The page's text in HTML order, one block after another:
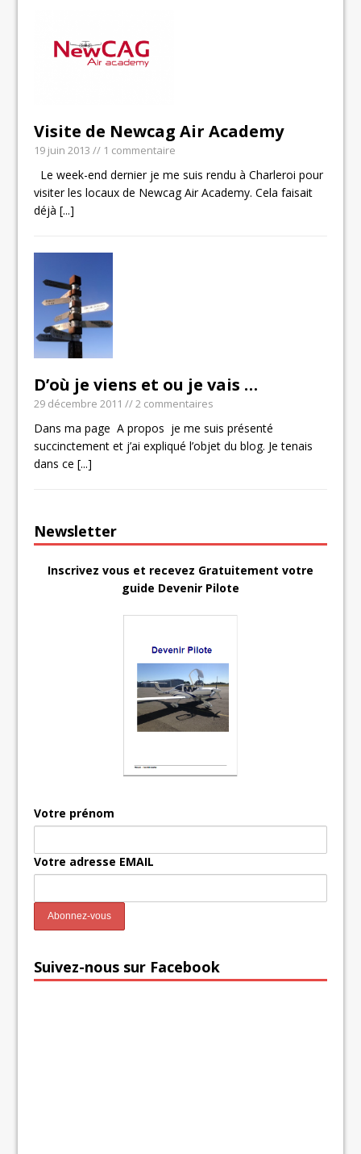
Visite de Newcag Air Academy
19 juin 2013 // 1 commentaire
Le week-end dernier je me suis rendu à Charleroi pour
visiter les locaux de Newcag Air Academy. Cela faisait
déjà[...]
D’où je viens et ou je vais …
29 décembre 2011 // 2 commentaires
Dans ma page A propos je me suis présenté
succinctement et j’ai expliqué l’objet du blog. Je tenais
dans ce[...]
Newsletter
Inscrivez vous et recevez Gratuitement votre
guide Devenir Pilote
Votre prénom
Votre adresse EMAIL
Suivez-nous sur Facebook